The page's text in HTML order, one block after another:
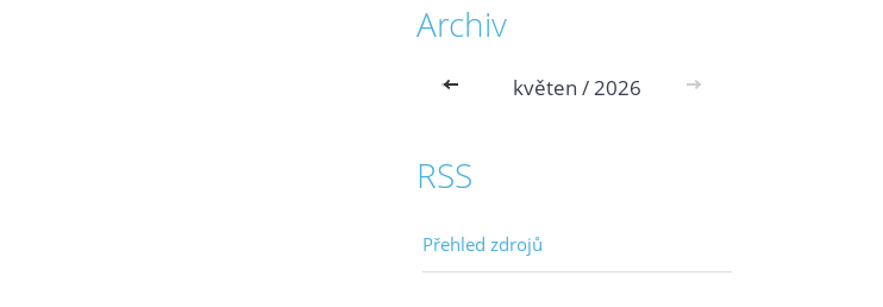
Archiv
<< květen / 2026 >>
RSS
Přehled zdrojů